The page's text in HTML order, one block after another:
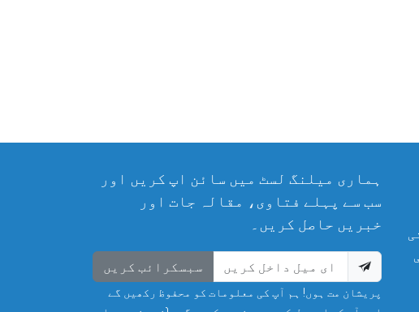
ہماری میلنگ لسٹ میں سائن اپ کریں اور
سب سے پہلے فتاوی، مقالہ جات اور
خبریں حاصل کریں۔
سبسکرائب کریں
پریشان مت ہوں! ہم آپ کی معلومات کو محفوظ رکھیں گے